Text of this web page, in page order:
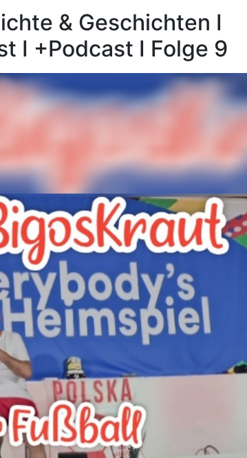
& Geschichten I
I +Podcast I Folge 9